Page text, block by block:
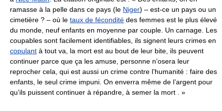
ramasse à la pelle dans ce pays (le Niger) – est-ce un pays ou un
cimetière ? – où le taux de fécondité des femmes est le plus élevé
du monde, neuf enfants en moyenne par couple. Un carnage. Les
coupables sont facilement identifiables, ils signent leurs crimes en
copulant à tout va, la mort est au bout de leur bite, ils peuvent
continuer parce que ça les amuse, personne n’osera leur
reprocher cela, qui est aussi un crime contre l’humanité : faire des
enfants, le seul crime impuni. On enverra même de l’argent pour
qu’ils puissent continuer à répandre, à semer la mort . »